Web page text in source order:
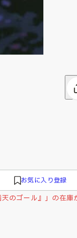
お気に入り登録
天のゴール』」の在庫